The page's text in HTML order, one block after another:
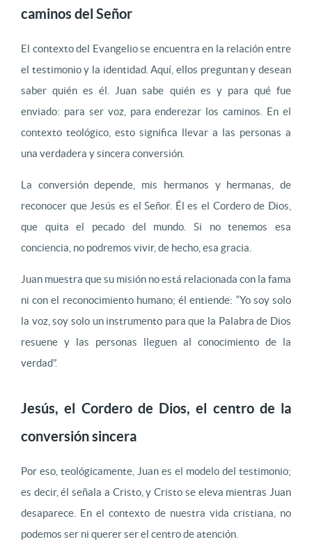
caminos del Señor
El contexto del Evangelio se encuentra en la relación entre
el testimonio y la identidad. Aquí, ellos preguntan y desean
saber quién es él. Juan sabe quién es y para qué fue
enviado: para ser voz, para enderezar los caminos. En el
contexto teológico, esto significa llevar a las personas a
una verdadera y sincera conversión.
La conversión depende, mis hermanos y hermanas, de
reconocer que Jesús es el Señor. Él es el Cordero de Dios,
que quita el pecado del mundo. Si no tenemos esa
conciencia, no podremos vivir, de hecho, esa gracia.
Juan muestra que su misión no está relacionada con la fama
ni con el reconocimiento humano; él entiende: “Yo soy solo
la voz, soy solo un instrumento para que la Palabra de Dios
resuene y las personas lleguen al conocimiento de la
verdad”.
Jesús, el Cordero de Dios, el centro de la
conversión sincera
Por eso, teológicamente, Juan es el modelo del testimonio;
es decir, él señala a Cristo, y Cristo se eleva mientras Juan
desaparece. En el contexto de nuestra vida cristiana, no
podemos ser ni querer ser el centro de atención.